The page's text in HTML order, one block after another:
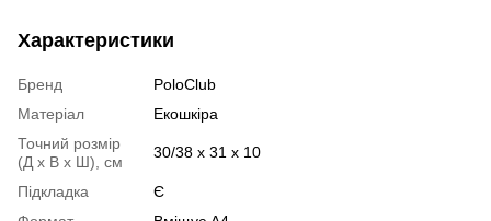
Характеристики
Бренд
PoloClub
Матеріал
Екошкіра
Точний розмір
(Д х В х Ш), см
30/38 х 31 х 10
Підкладка
Є